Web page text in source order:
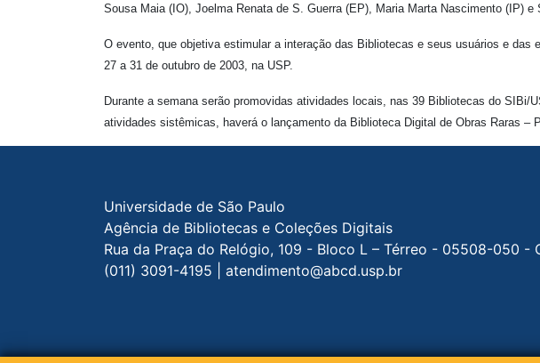
Sousa Maia (IO), Joelma Renata de S. Guerra (EP), Maria Marta Nascimento (IP) e
O evento, que objetiva estimular a interação das Bibliotecas e seus usuários e das
27 a 31 de outubro de 2003, na USP.
Durante a semana serão promovidas atividades locais, nas 39 Bibliotecas do SIBi/
atividades sistêmicas, haverá o lançamento da Biblioteca Digital de Obras Raras –
Rodapé do site
Universidade de São Paulo
Agência de Bibliotecas e Coleções Digitais
Rua da Praça do Relógio, 109 - Bloco L – Térreo - 05508-050 -
(011) 3091-4195 | atendimento@abcd.usp.br